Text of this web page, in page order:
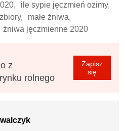
ile sypie jęczmień ozimy,
małe żniwa,
żniwa jęczmienne 2020
z
rolnego
Zapisz
się